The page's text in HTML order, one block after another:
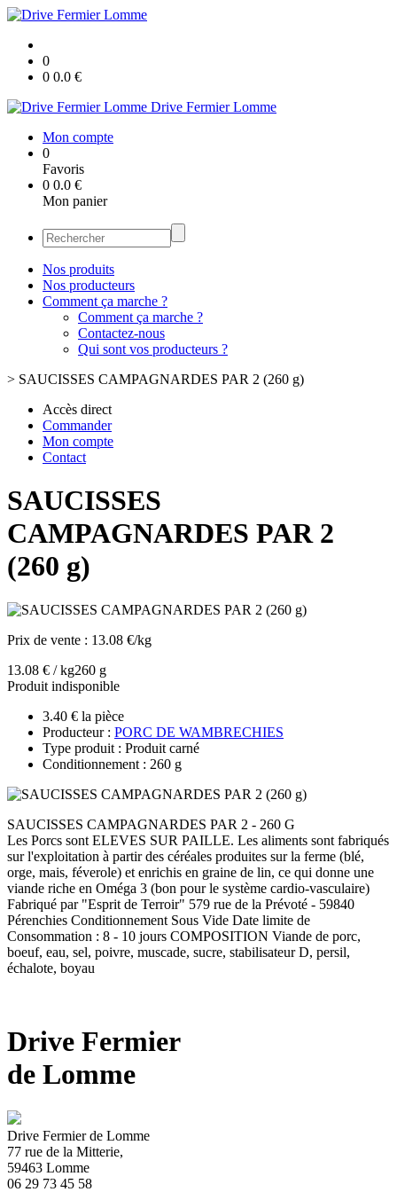
0
0 0.0 €
Drive Fermier Lomme
Mon compte
0
Favoris
0 0.0 €
Mon panier
Nos produits
Nos producteurs
Comment ça marche ?
Comment ça marche ?
Contactez-nous
Qui sont vos producteurs ?
> SAUCISSES CAMPAGNARDES PAR 2 (260 g)
Accès direct
Commander
Mon compte
Contact
SAUCISSES
CAMPAGNARDES PAR 2
(260 g)
Prix de vente : 13.08 €/kg
13.08 € / kg260 g
Produit indisponible
3.40 € la pièce
Producteur : PORC DE WAMBRECHIES
Type produit : Produit carné
Conditionnement : 260 g
SAUCISSES CAMPAGNARDES PAR 2 - 260 G
Les Porcs sont ELEVES SUR PAILLE. Les aliments sont fabriqués
sur l'exploitation à partir des céréales produites sur la ferme (blé,
orge, mais, féverole) et enrichis en graine de lin, ce qui donne une
viande riche en Oméga 3 (bon pour le système cardio-vasculaire)
Fabriqué par "Esprit de Terroir" 579 rue de la Prévoté - 59840
Pérenchies Conditionnement Sous Vide Date limite de
Consommation : 8 - 10 jours COMPOSITION Viande de porc,
boeuf, eau, sel, poivre, muscade, sucre, stabilisateur D, persil,
échalote, boyau
Drive Fermier
de Lomme
Drive Fermier de Lomme
77 rue de la Mitterie,
59463 Lomme
06 29 73 45 58